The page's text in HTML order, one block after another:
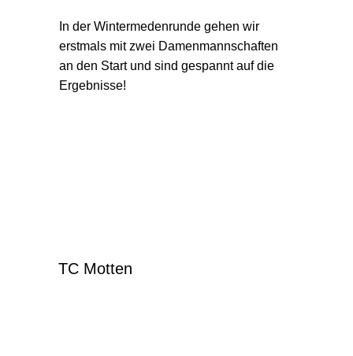
In der Wintermedenrunde gehen wir
erstmals mit zwei Damenmannschaften
an den Start und sind gespannt auf die
Ergebnisse!
TC Motten